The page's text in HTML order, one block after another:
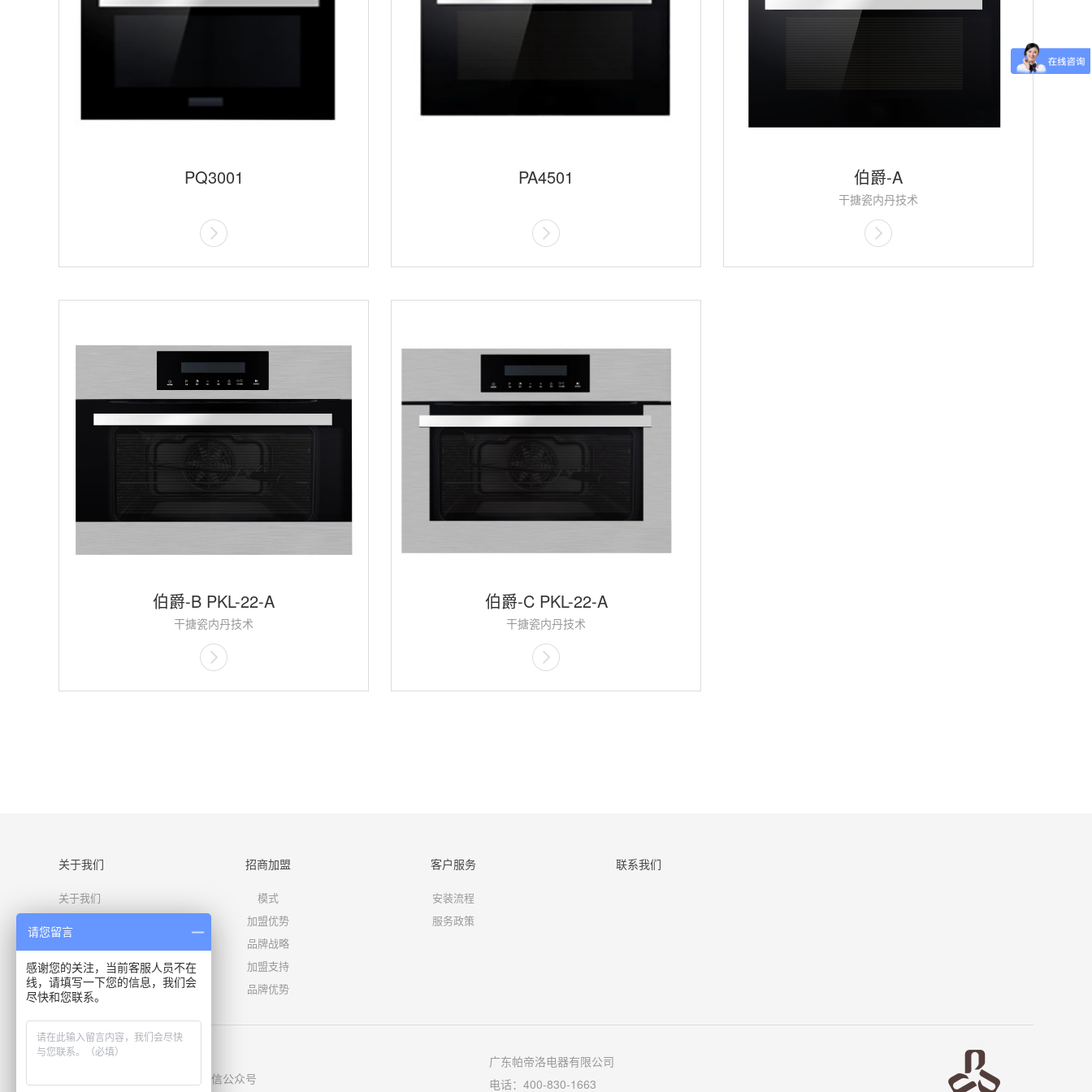
PQ3001 PA4501 伯爵-A
干搪瓷内丹技术
八段循环热风对流烘烤技术
二层钢化隔热玻璃
伯爵-B PKL-22-A
干搪瓷内丹技术
二段循环热风对流烘烤技术
三层钢化隔热玻璃
伯爵-C PKL-22-A
干搪瓷内丹技术
八段循环热风对流烘烤技术
二层钢化隔热玻璃
关于我们
关于我们
企业荣誉
发展历程
招商加盟
模式
加盟优势
品牌战略
加盟支持
品牌优势
客户服务
安装流程
服务政策
联系我们
扫码关注，微信公众号
广东帕帝洛电器有限公司
电话：400-830-1663
请您留言
感谢您的关注，当前客服人员不在
线，请填写一下您的信息，我们会
尽快和您联系。